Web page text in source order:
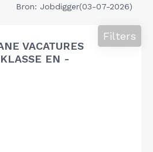
Bron: Jobdigger(03-07-2026)
VACATURES
EN -
Filters